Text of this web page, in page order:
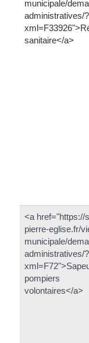
municipale/
administratives/?
sanitaire</a>
<a href="https://
pierre-eglise.fr/
municipale/
administratives/?
pompiers
volontaires</a>